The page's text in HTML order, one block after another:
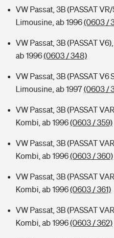
VW Passat, 3B (PASSAT VR/
Limousine, ab 1996(0603 /
VW Passat, 3B (PASSAT
ab 1996(0603 / 348)
VW Passat, 3B (PASSAT V6
Limousine, ab 1997(0603 /
VW Passat, 3B (PASSAT
Kombi, ab 1996(0603 / 359)
VW Passat, 3B (PASSAT
Kombi, ab 1996(0603 / 360)
VW Passat, 3B (PASSAT
Kombi, ab 1996(0603 / 361)
VW Passat, 3B (PASSAT
Kombi, ab 1996(0603 / 362)